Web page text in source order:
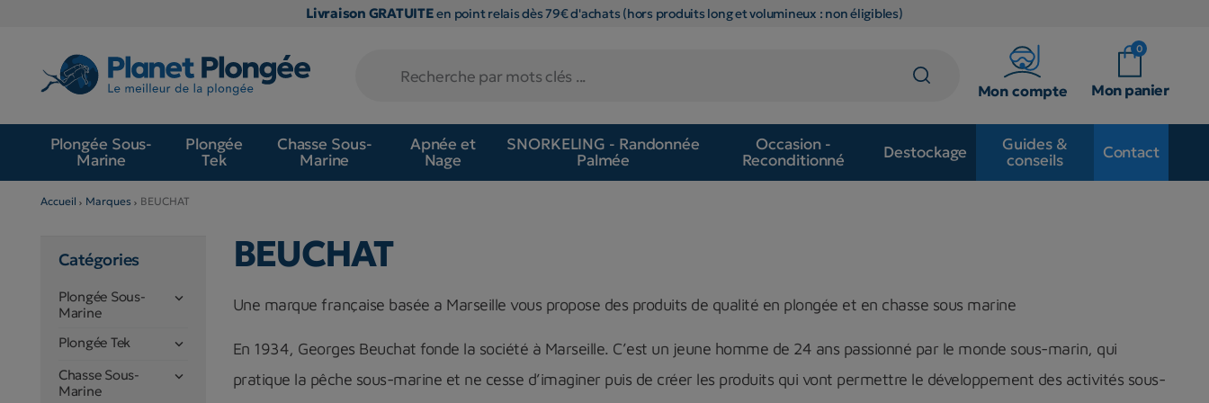
Livraison GRATUITEen point relais dès 79€ d'achats (hors produits long et volumineux : non éligibles)
Mon compte
0
Mon panier
Plongée Sous-
Marine
Plongée
Tek
Chasse Sous-
Marine
Apnée et
Nage
SNORKELING - Randonnée
Palmée
Occasion -
Reconditionné
Destockage
Guides &
conseils
Contact
Accueil Marques BEUCHAT
Catégories
Plongée Sous-
Marine

Plongée Tek 
Chasse Sous-
Marine

BEUCHAT
Une marque française basée a Marseille vous propose des produits de qualité en plongée et en chasse sous marine
En 1934, Georges Beuchat fonde la société à Marseille. C’est un jeune homme de 24 ans passionné par le monde sous-marin, qui
pratique la pêche sous-marine et ne cesse d’imaginer puis de créer les produits qui vont permettre le développement des activités sous-